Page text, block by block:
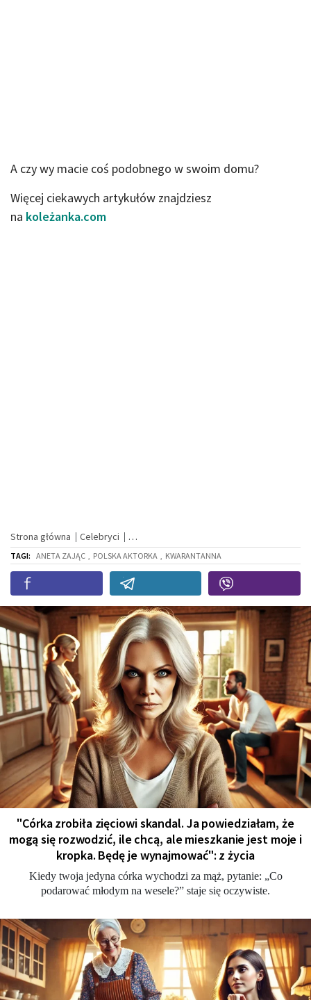
A czy wy macie coś podobnego w swoim domu?
Więcej ciekawych artykułów znajdziesz
na koleżanka.com
Strona główna Celebryci
TAGI: ANETA ZAJĄC POLSKA AKTORKA KWARANTANNA
"Córka zrobiła zięciowi skandal. Ja powiedziałam, że
mogą się rozwodzić, ile chcą, ale mieszkanie jest moje i
kropka. Będę je wynajmować": z życia
Kiedy twoja jedyna córka wychodzi za mąż, pytanie: „Co
podarować młodym na wesele?” staje się oczywiste.